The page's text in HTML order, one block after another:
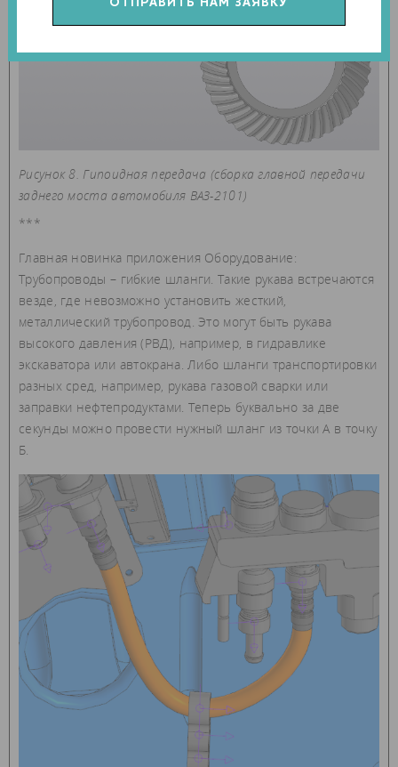
Рисунок 8. Гипоидная передача (сборка главной передачи
заднего моста автомобиля ВАЗ-2101)
***
Главная новинка приложения Оборудование:
Трубопроводы – гибкие шланги. Такие рукава встречаются
везде, где невозможно установить жесткий,
металлический трубопровод. Это могут быть рукава
высокого давления (РВД), например, в гидравлике
экскаватора или автокрана. Либо шланги транспортировки
разных сред, например, рукава газовой сварки или
заправки нефтепродуктами. Теперь буквально за две
секунды можно провести нужный шланг из точки А в точку
Б.